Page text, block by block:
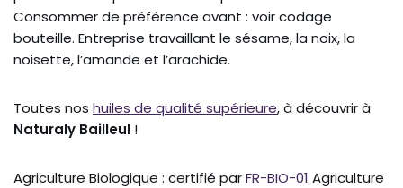
Consommer de préférence avant : voir codage
bouteille. Entreprise travaillant le sésame, la noix, la
noisette, l’amande et l’arachide.
Toutes nos huiles de qualité supérieure, à découvrir à
Naturaly Bailleul !
Agriculture Biologique : certifié parFR-BIO-01 Agriculture